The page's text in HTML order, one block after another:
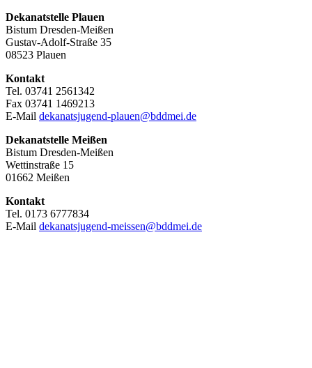
Dekanatstelle Plauen
Bistum Dresden-Meißen
Gustav-Adolf-Straße 35
08523 Plauen
Kontakt
Tel. 03741 2561342
Fax 03741 1469213
E-Mail dekanatsjugend-plauen@bddmei.de
Dekanatstelle Meißen
Bistum Dresden-Meißen
Wettinstraße 15
01662 Meißen
Kontakt
Tel. 0173 6777834
E-Mail dekanatsjugend-meissen@bddmei.de